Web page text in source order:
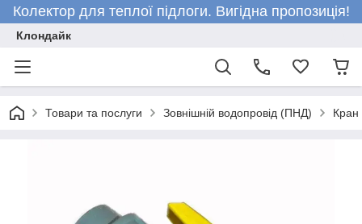
Колектор для теплої підлоги. Вигідна пропозиція!
Клондайк
Товари та послуги Зовнішній водопровід (ПНД)